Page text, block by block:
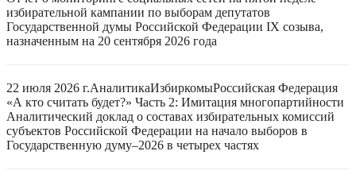
избирательной кампании по выборам депутатов
Государственной думы Российской Федерации IX созыва,
назначенным на 20 сентября 2026 года
22 июля 2026 г.АналитикаИзбиркомыРоссийская Федерация
«А кто считать будет?» Часть 2: Имитация многопартийности
Аналитический доклад о составах избирательных комиссий
субъектов Российской Федерации на начало выборов в
Государственную думу–2026 в четырех частях